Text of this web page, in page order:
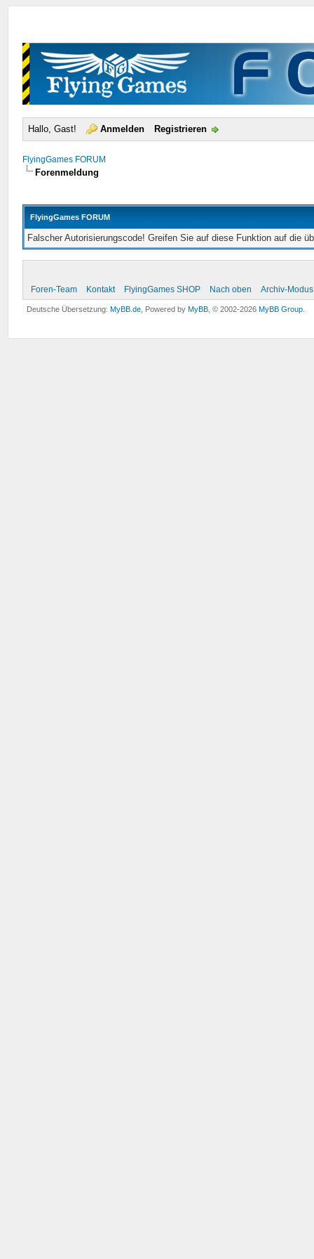
Hallo, Gast! Anmelden Registrieren
FlyingGames FORUM
Forenmeldung
FlyingGames FORUM
Falscher Autorisierungscode! Greifen Sie auf diese Funktion auf die
Foren-Team Kontakt FlyingGames SHOP Nach oben Archiv-Modus
Deutsche Übersetzung:MyBB.de , Powered byMyBB , © 2002-2026MyBB Group